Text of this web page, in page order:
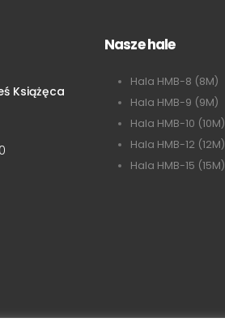
Książęca
Nasze hale
Hala HMB-8 (8M)
Hala HMB-9 (9M)
Hala HMB-10 (10M)
Hala HMB-12 (12M)
Hala HMB-15 (15M)